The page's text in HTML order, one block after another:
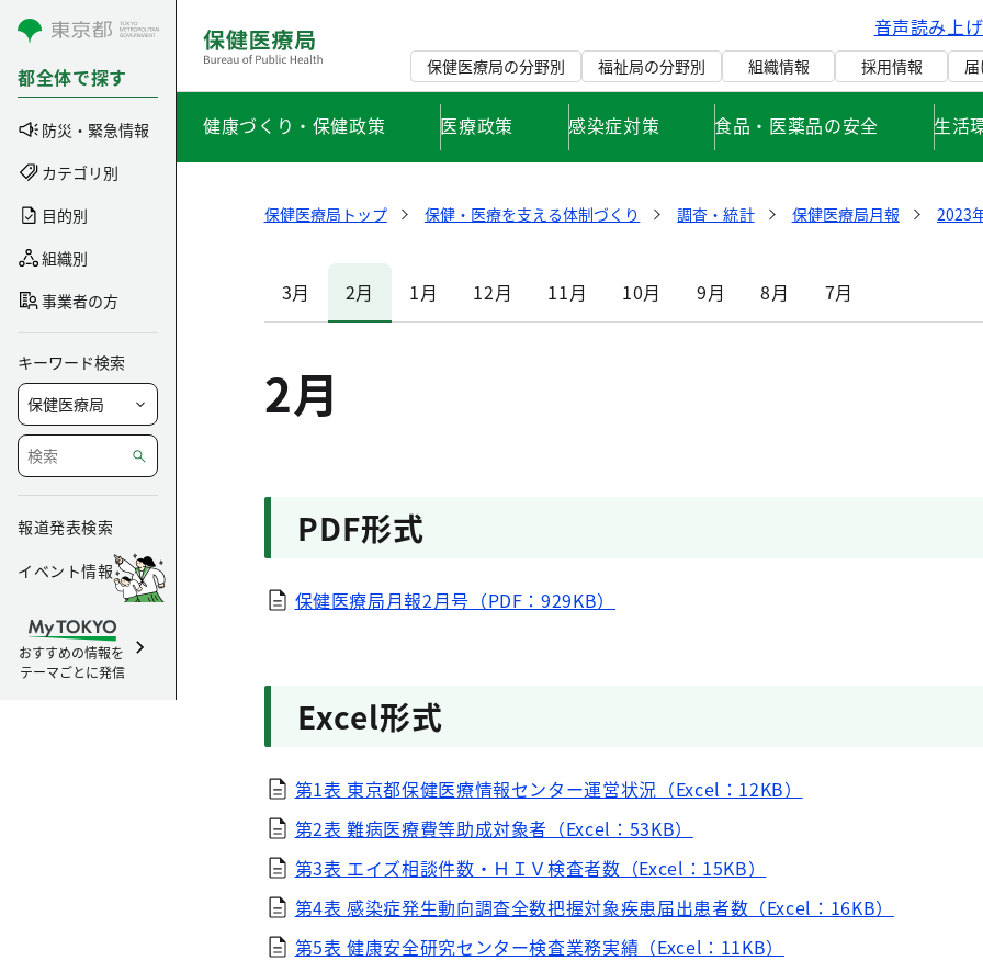
コンテンツにスキップ
都全体で探す
防災・緊急情報
カテゴリ別
目的別
組織別
事業者の方
キーワード検索
報道発表検索
イベント情報
おすすめの情報を
テーマごとに発信
音声読み上
保健医療局の分野別 福祉局の分野別 組織情報 採用情報
健康づくり・保健政策 医療政策 感染症対策 食品・医薬品の安全 生活
保健医療局トップ 保健・医療を支える体制づくり 調査・統計 保健医療局月報 2023
3月 2月 1月 12月 11月 10月 9月 8月 7月
2月
PDF形式
保健医療局月報2月号（PDF：929KB）
Excel形式
第1表 東京都保健医療情報センター運営状況（Excel：12KB）
第2表 難病医療費等助成対象者（Excel：53KB）
第3表 エイズ相談件数・ＨＩＶ検査者数（Excel：15KB）
第4表 感染症発生動向調査全数把握対象疾患届出患者数（Excel：16KB）
第5表 健康安全研究センター検査業務実績（Excel：11KB）